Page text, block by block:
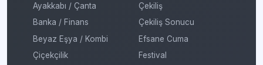
Ayakkabı / Çanta
Banka / Finans
Beyaz Eşya / Kombi
Çiçekçilik
Çekiliş
Çekiliş Sonucu
Efsane Cuma
Festival